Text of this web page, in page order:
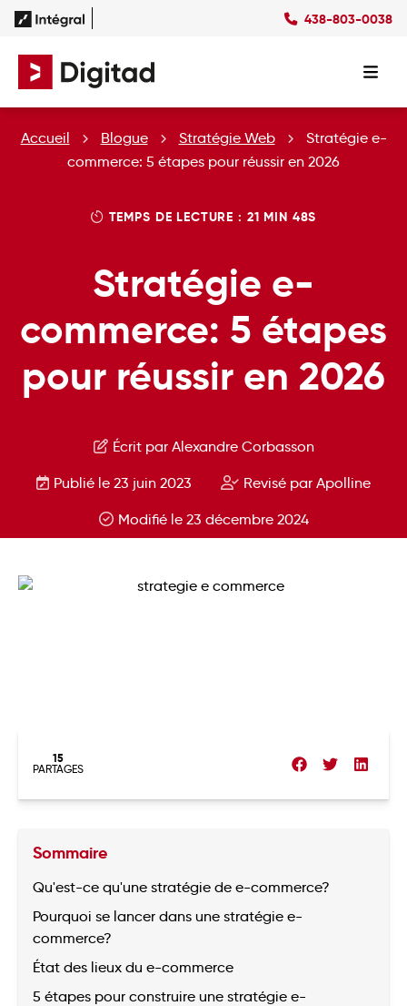
438-803-0038
SEM
Social Ads
Formations Web
Forfaits SEM
Forfaits Display
SuccèsCultureRessourcesEN
Accueil Blogue Stratégie Web
Stratégie e-
commerce: 5 étapes pour réussir en 2026
TEMPS DE LECTURE : 21 MIN 48S
Stratégie e-
commerce: 5 étapes
pour réussir en 2026
Écrit par Alexandre Corbasson
Publié le 23 juin 2023 Revisé par Apolline
Modifié le 23 décembre 2024
15
PARTAGES
Sommaire
Qu'est-ce qu'une stratégie de e-commerce?
Pourquoi se lancer dans une stratégie e-
commerce?
État des lieux du e-commerce
5 étapes pour construire une stratégie e-